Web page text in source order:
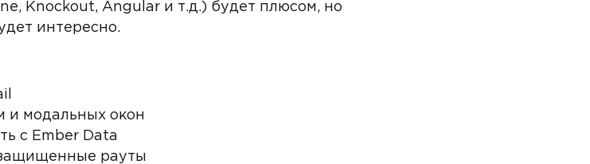
Knockout, Angular и т.д.) будет плюсом, но
интересно.
и модальных окон
с Ember Data
рауты